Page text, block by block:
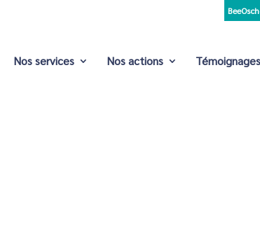
Nos services Nos actions Témoignages